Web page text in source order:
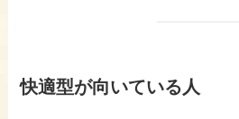
快適型が向いている人